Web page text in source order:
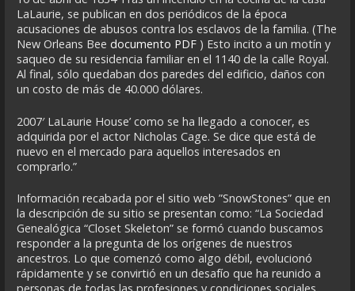
LaLaurie, se publican en dos periódicos de la época
acusaciones de abusos contra los esclavos de la familia. (The
New Orleans Bee documento PDF) Esto incito a un motín y
saqueo de su residencia familiar en el 1140 de la calle Royal.
Al final, sólo quedaban dos paredes del edificio, daños con
un costo de más de 40.000 dólares.
2007′ LaLaurie House’ como se ha llegado a conocer, es
adquirida por el actor Nicholas Cage. Se dice que está de
nuevo en el mercado para aquellos interesados en
comprarlo.”
Información recabada por el sitio web ”SnowStones” que en
la descripción de su sitio se presentan como: “La Sociedad
Genealógica “Closet Skeleton” se formó cuando buscamos
responder a la pregunta de los orígenes de nuestros
ancestros. Lo que comenzó como algo débil, evolucionó
rápidamente y se convirtió en un desafío que ha reunido a